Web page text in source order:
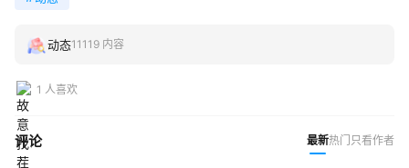
动态11119 内容
1 人喜欢
评论 最新热门 只看作者